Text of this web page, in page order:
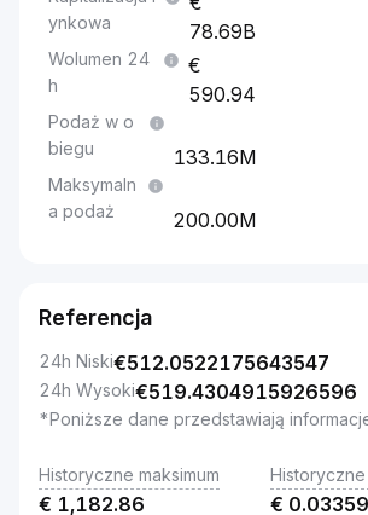
ynkowa
78.69B
Wolumen 24
h
590.94
Podaż w o
biegu
133.16M
Maksymaln
a podaż
200.00M
Referencja
24h Niski€512.0522175643547
24h Wysoki€519.4304915926596
*Poniższe dane przedstawiają
Historyczne maksimum
€ 1,182.86
Historyczne
€